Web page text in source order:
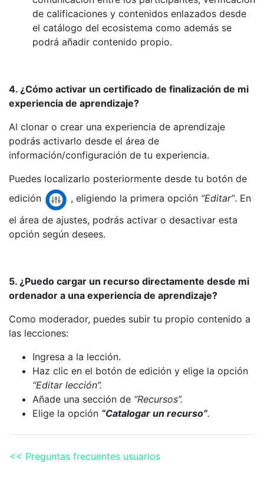
de calificaciones y contenidos enlazados desde
el catálogo del ecosistema como además se
podrá añadir contenido propio.
4. ¿Cómo activar un certificado de finalización de mi
experiencia de aprendizaje?
Al clonar o crear una experiencia de aprendizaje
podrás activarlo desde el área de
información/configuración de tu experiencia.
Puedes localizarlo posteriormente desde tu botón de
edición
, eligiendo la primera opción “Editar”. En
el área de ajustes, podrás activar o desactivar esta
opción según desees.
5. ¿Puedo cargar un recurso directamente desde mi
ordenador a una experiencia de aprendizaje?
Como moderador, puedes subir tu propio contenido a
las lecciones:
Ingresa a la lección.
Haz clic en el botón de edición y elige la opción
“Editar lección”.
Añade una sección de “Recursos”.
Elige la opción “Catalogar un recurso”.
<< Preguntas frecuentes usuarios